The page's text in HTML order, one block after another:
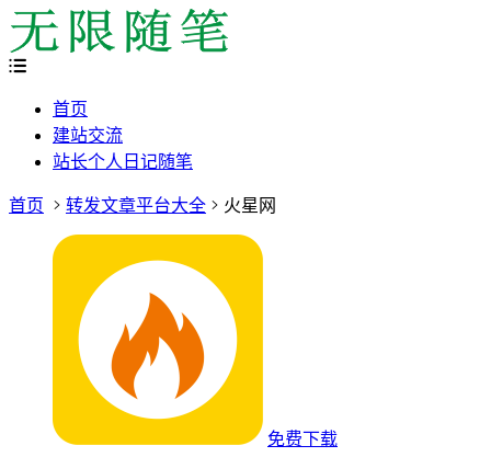
首页
建站交流
站长个人日记随笔
首页 转发文章平台大全 火星网
免费下载